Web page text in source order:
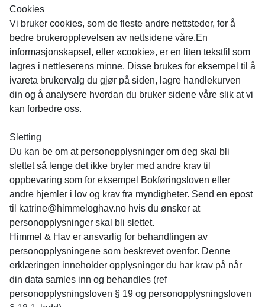
Cookies
Vi bruker cookies, som de fleste andre nettsteder, for å
bedre brukeropplevelsen av nettsidene våre.En
informasjonskapsel, eller «cookie», er en liten tekstfil som
lagres i nettleserens minne. Disse brukes for eksempel til å
ivareta brukervalg du gjør på siden, lagre handlekurven
din og å analysere hvordan du bruker sidene våre slik at vi
kan forbedre oss.
Sletting
Du kan be om at personopplysninger om deg skal bli
slettet så lenge det ikke bryter med andre krav til
oppbevaring som for eksempel Bokføringsloven eller
andre hjemler i lov og krav fra myndigheter. Send en epost
til katrine@himmeloghav.no hvis du ønsker at
personopplysninger skal bli slettet.
Himmel & Hav er ansvarlig for behandlingen av
personopplysningene som beskrevet ovenfor. Denne
erklæringen inneholder opplysninger du har krav på når
din data samles inn og behandles (ref
personopplysningsloven § 19 og personopplysningsloven